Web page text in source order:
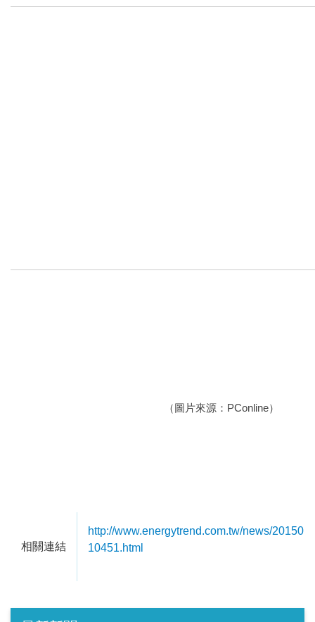
（圖片來源：PConline）
相關連結
http://www.energytrend.com.tw/news/
10451.html